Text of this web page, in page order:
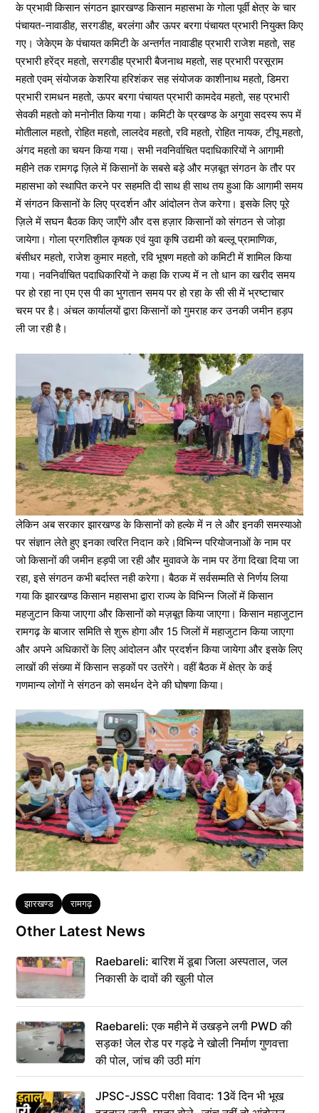
के प्रभावी किसान संगठन झारखण्ड किसान महासभा के गोला पूर्वी क्षेत्र के चार
पंचायत-नावाडीह, सरगडीह, बरलंगा और ऊपर बरगा पंचायत प्रभारी नियुक्त किए
गए। जेकेएम के पंचायत कमिटी के अन्तर्गत नावाडीह प्रभारी राजेश महतो, सह
प्रभारी हरेंद्र महतो, सरगडीह प्रभारी बैजनाथ महतो, सह प्रभारी परसूराम
महतो एवम् संयोजक केशरिया हरिशंकर सह संयोजक काशीनाथ महतो, डिमरा
प्रभारी रामधन महतो, ऊपर बरगा पंचायत प्रभारी कामदेव महतो, सह प्रभारी
सेवकी महतो को मनोनीत किया गया। कमिटी के प्रखण्ड के अगुवा सदस्य रूप में
मोतीलाल महतो, रोहित महतो, लालदेव महतो, रवि महतो, रोहित नायक, टीपू महतो,
अंगद महतो का चयन किया गया। सभी नवनिर्वाचित पदाधिकारियों ने आगामी
महीने तक रामगढ़ ज़िले में किसानों के सबसे बड़े और मज़बूत संगठन के तौर पर
महासभा को स्थापित करने पर सहमति दी साथ ही साथ तय हुआ कि आगामी समय
में संगठन किसानों के लिए प्रदर्शन और आंदोलन तेज करेगा। इसके लिए पूरे
ज़िले में सघन बैठक किए जाएँगे और दस हज़ार किसानों को संगठन से जोड़ा
जायेगा। गोला प्रगतिशील कृषक एवं युवा कृषि उद्यमी को बल्लू प्रामाणिक,
बंसीधर महतो, राजेश कुमार महतो, रवि भूषण महतो को कमिटी में शामिल किया
गया। नवनिर्वाचित पदाधिकारियों ने कहा कि राज्य में न तो धान का खरीद समय
पर हो रहा ना एम एस पी का भुगतान समय पर हो रहा के सी सी में भ्रष्टाचार
चरम पर है। अंचल कार्यालयों द्वारा किसानों को गुमराह कर उनकी जमीन हड़प
ली जा रही है।
लेकिन अब सरकार झारखण्ड के किसानों को हल्के में न ले और इनकी समस्याओ
पर संज्ञान लेते हुए इनका त्वरित निदान करे।विभिन्न परियोजनाओं के नाम पर
जो किसानों की जमीन हड़पी जा रही और मुवावजे के नाम पर ठेंगा दिखा दिया जा
रहा, इसे संगठन कभी बर्दास्त नही करेगा। बैठक में सर्वसम्मति से निर्णय लिया
गया कि झारखण्ड किसान महासभा द्वारा राज्य के विभिन्न जिलों में किसान
महजुटान किया जाएगा और किसानों को मज़बूत किया जाएगा। किसान महाजुटान
रामगढ़ के बाजार समिति से शुरू होगा और 15 जिलों में महाजुटान किया जाएगा
और अपने अधिकारों के लिए आंदोलन और प्रदर्शन किया जायेगा और इसके लिए
लाखों की संख्या में किसान सड़कों पर उतरेंगे। वहीं बैठक में क्षेत्र के कई
गणमान्य लोगों ने संगठन को समर्थन देने की घोषणा किया।
Tags
झारखण्ड रामगढ़
Other Latest News
Raebareli: बारिश में डूबा जिला अस्पताल, जल
निकासी के दावों की खुली पोल
Raebareli: एक महीने में उखड़ने लगी PWD की
सड़क! जेल रोड पर गड्ढे ने खोली निर्माण गुणवत्ता
की पोल, जांच की उठी मांग
JPSC-JSSC परीक्षा विवाद: 13वें दिन भी भूख